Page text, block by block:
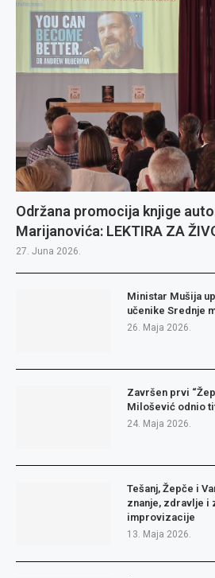
Održana promocija knjige
Marijanovića: LEKTIRA ZA
27. Juna 2026.
Ministar Mušija
učenike Srednje
26. Maja 2026.
Završen prvi
Milošević odnio
24. Maja 2026.
Tešanj, Žepče i
znanje, zdravlje i
improvizacije
13. Maja 2026.